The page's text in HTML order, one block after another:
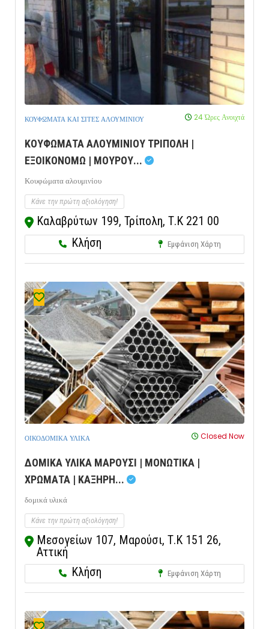
ΚΟΥΦΩΜΑΤΑ ΚΑΙ ΣΙΤΕΣ ΑΛΟΥΜΙΝΙΟΥ 24 Ώρες Ανοιχτά
ΚΟΥΦΩΜΑΤΑ ΑΛΟΥΜΙΝΙΟΥ ΤΡΙΠΟΛΗ |
ΕΞΟΙΚΟΝΟΜΩ | ΜΟΥΡΟΥ...
Κουφώματα αλουμινίου
Κάνε την πρώτη αξιολόγηση!
Καλαβρύτων 199, Τρίπολη, Τ.Κ 221 00
Κλήση
Εμφάνιση Χάρτη
ΟΙΚΟΔΟΜΙΚΑ ΥΛΙΚΑ Closed Now
ΔΟΜΙΚΑ ΥΛΙΚΑ ΜΑΡΟΥΣΙ | ΜΟΝΩΤΙΚΑ |
ΧΡΩΜΑΤΑ | ΚΑΞΗΡΗ...
δομικά υλικά
Κάνε την πρώτη αξιολόγηση!
Μεσογείων 107, Μαρούσι, Τ.Κ 151 26,
Αττική
Κλήση
Εμφάνιση Χάρτη